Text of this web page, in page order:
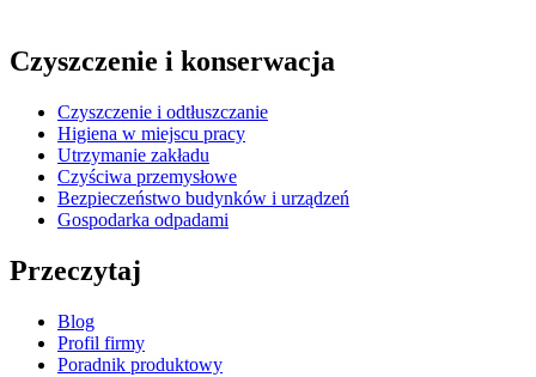
Czyszczenie i konserwacja
Czyszczenie i odtłuszczanie
Higiena w miejscu pracy
Utrzymanie zakładu
Czyściwa przemysłowe
Bezpieczeństwo budynków i urządzeń
Gospodarka odpadami
Przeczytaj
Blog
Profil firmy
Poradnik produktowy